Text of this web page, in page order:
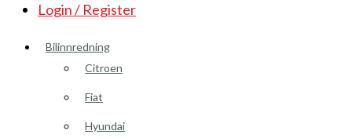
Login / Register
Bilinnredning
Citroen
Fiat
Hyundai